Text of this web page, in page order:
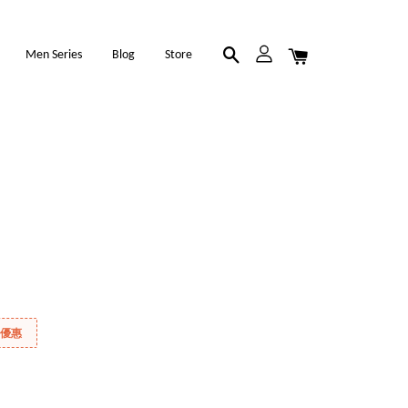
Men Series Blog Store
惠